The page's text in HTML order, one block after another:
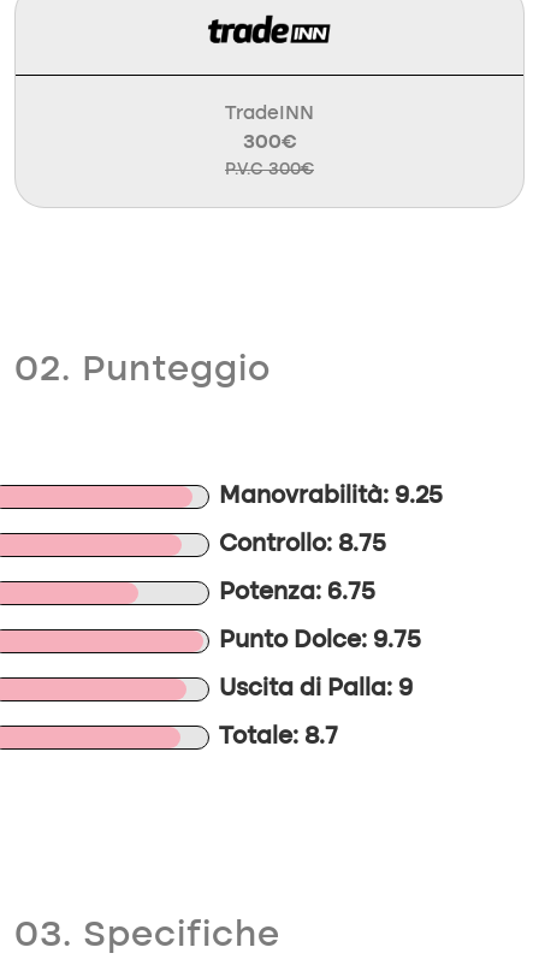
TradeINN
300€
P.V.C 300€
02. Punteggio
Manovrabilità: 9.25
Controllo: 8.75
Potenza: 6.75
Punto Dolce: 9.75
Uscita di Palla: 9
Totale: 8.7
03. Specifiche